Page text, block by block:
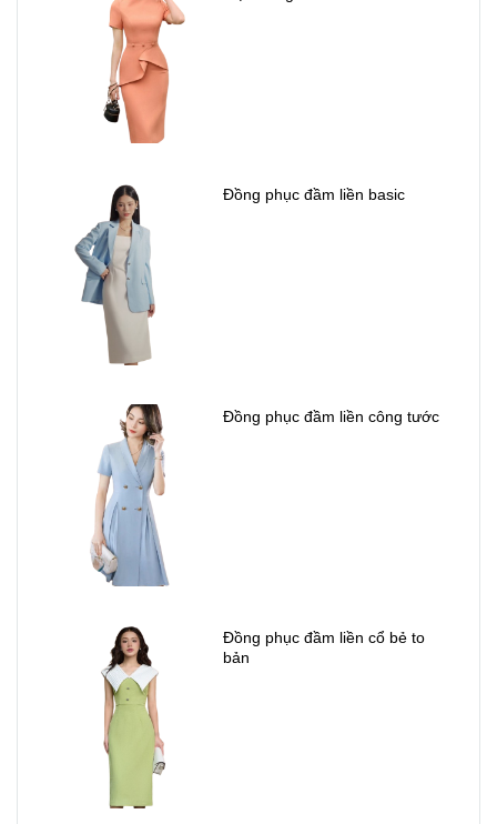
Đồng phục đầm liền basic
Đồng phục đầm liền công tước
Đồng phục đầm liền cổ bẻ to
bản